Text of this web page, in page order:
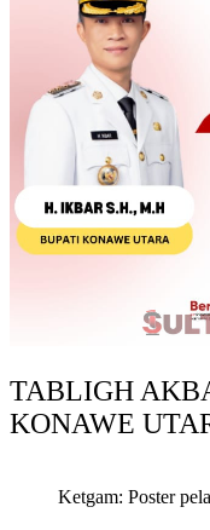
TABLIGH
KONAWE
Ketgam: Poster